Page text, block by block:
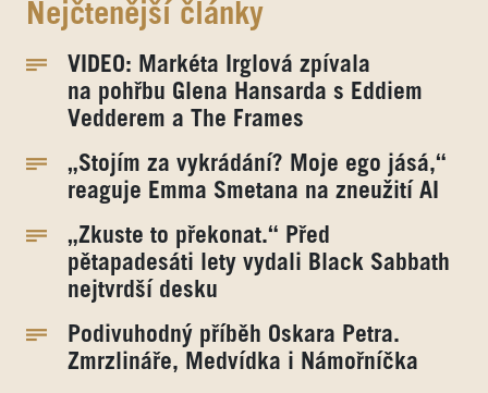
Nejčtenější články
VIDEO: Markéta Irglová zpívala
na pohřbu Glena Hansarda s Eddiem
Vedderem a The Frames
„Stojím za vykrádání? Moje ego jásá,“
reaguje Emma Smetana na zneužití AI
„Zkuste to překonat.“ Před
pětapadesáti lety vydali Black Sabbath
nejtvrdší desku
Podivuhodný příběh Oskara Petra.
Zmrzlináře, Medvídka i Námořníčka